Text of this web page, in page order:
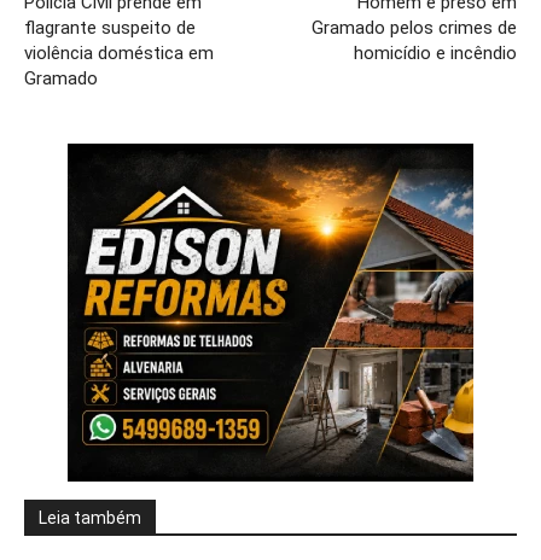
flagrante suspeito de
violência doméstica em
Gramado
Gramado pelos crimes de
homicídio e incêndio
Leia também